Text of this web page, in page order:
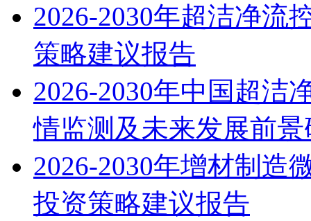
2026-2030年超洁净流
策略建议报告
2026-2030年中国超洁
情监测及未来发展前
2026-2030年增材制造
投资策略建议报告